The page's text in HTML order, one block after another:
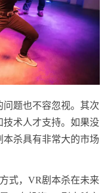
题也不容忽视。其次
术人才支持。如果没
杀具有非常大的市场
式，VR剧本杀在未来